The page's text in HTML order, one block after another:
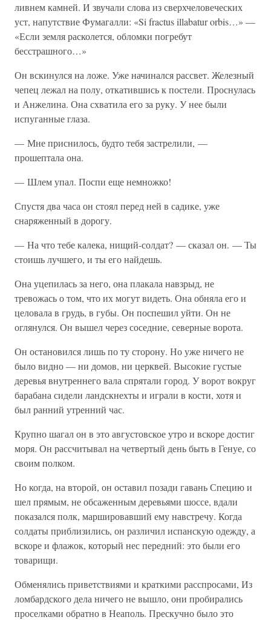
ливнем камней. И звучали слова из сверхчеловеческих
уст, напутствие Фумагалли: «Si fractus illabatur orbis…» —
«Если земля расколется, обломки погребут
бесстрашного…»
Он вскинулся на ложе. Уже начинался рассвет. Железный
чепец лежал на полу, откатившись к постели. Проснулась
и Анжелина. Она схватила его за руку. У нее были
испуганные глаза.
— Мне приснилось, будто тебя застрелили, —
прошептала она.
— Шлем упал. Поспи еще немножко!
Спустя два часа он стоял перед ней в садике, уже
снаряженный в дорогу.
— На что тебе калека, нищий-солдат? — сказал он. — Ты
стоишь лучшего, и ты его найдешь.
Она уцепилась за него, она плакала навзрыд, не
тревожась о том, что их могут видеть. Она обняла его и
целовала в грудь, в губы. Он поспешил уйти. Он не
оглянулся. Он вышел через соседние, северные ворота.
Он остановился лишь по ту сторону. Но уже ничего не
было видно — ни домов, ни церквей. Высокие густые
деревья внутреннего вала спрятали город. У ворот вокруг
барабана сидели ландскнехты и играли в кости, хотя и
был ранний утренний час.
Крупно шагал он в это августовское утро и вскоре достиг
моря. Он рассчитывал на четвертый день быть в Генуе, со
своим полком.
Но когда, на второй, он оставил позади гавань Специю и
шел прямым, не обсаженным деревьями шоссе, вдали
показался полк, маршировавший ему навстречу. Когда
солдаты приблизились, он различил испанскую одежду, а
вскоре и флажок, который нес передний: это были его
товарищи.
Обменялись приветствиями и краткими расспросами, Из
ломбардского дела ничего не вышло, они пробирались
проселками обратно в Неаполь. Прескучно было это